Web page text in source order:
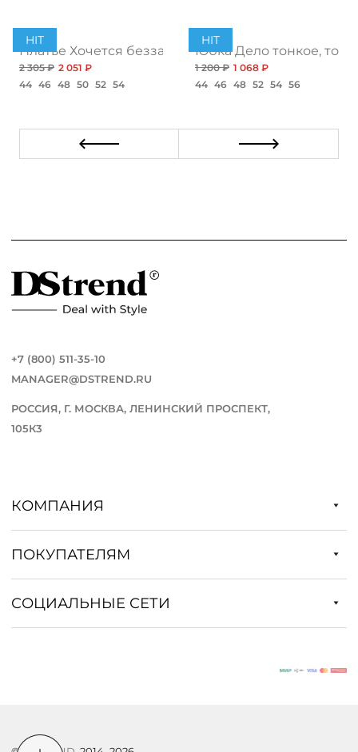
HIT
Платье Хочется беззаботности, топ
2 305 ₽ 2 051 ₽
44 46 48 50 52 54
HIT
Юбка Дело тонкое, топ
1 200 ₽ 1 068 ₽
44 46 48 52 54 56
+7 (800) 511-35-10
MANAGER@DSTREND.RU
РОССИЯ, Г. МОСКВА, ЛЕНИНСКИЙ ПРОСПЕКТ,
105К3
КОМПАНИЯ
ПОКУПАТЕЛЯМ
СОЦИАЛЬНЫЕ СЕТИ